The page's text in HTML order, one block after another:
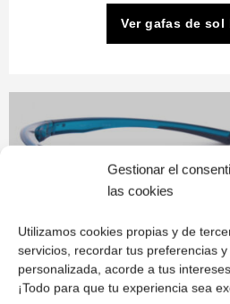
Gestionar el
las cookies
Utilizamos cookies propias y de
servicios, recordar tus preferencias
personalizada, acorde a tus
¡Todo para que tu experiencia sea
Ver gafas de sol
Azules